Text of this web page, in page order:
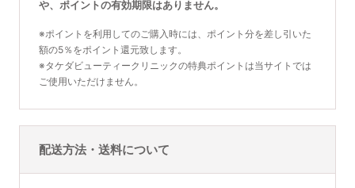
や、ポイントの有効期限はありません。
※ポイントを利用してのご購入時には、ポイント分を差し引いた
額の5％をポイント還元致します。
※タケダビューティークリニックの特典ポイントは当サイトでは
ご使用いただけません。
配送方法・送料について